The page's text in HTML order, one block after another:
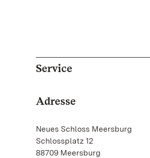
Service
Adresse
Neues Schloss Meersburg
Schlossplatz 12
88709 Meersburg